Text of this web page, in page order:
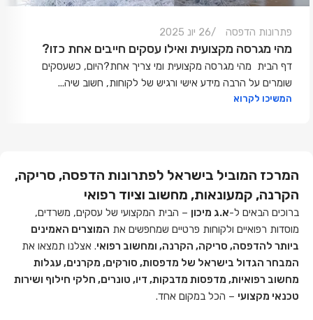
פתרונות הדפסה 26 יונ 2025
מהי מגרסה מקצועית ואילו עסקים חייבים אחת כזו?
דף הבית מהי מגרסה מקצועית ומי צריך אחת?היום, כשעסקים
שומרים על הרבה מידע אישי ורגיש של לקוחות, חשוב שיה...
המשיכו לקרוא
המרכז המוביל בישראל לפתרונות הדפסה, סריקה,
הקרנה, קמעונאות, מחשוב וציוד רפואי
ברוכים הבאים ל-א.ג מיכון – הבית המקצועי של עסקים, משרדים,
מוסדות רפואיים ולקוחות פרטיים שמחפשים את המוצרים האמינים
ביותר להדפסה, סריקה, הקרנה, ומחשוב רפואי. אצלנו תמצאו את
המבחר הגדול בישראל של מדפסות, סורקים, מקרנים, עגלות
מחשוב רפואיות, מדפסות מדבקות, דיו, טונרים, חלקי חילוף ושירות
טכנאי מקצועי – הכל במקום אחד.